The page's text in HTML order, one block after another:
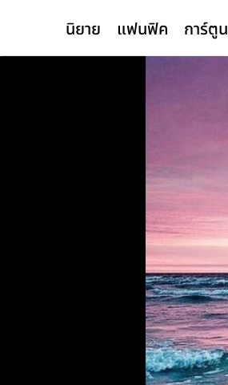
นิยาย แฟนฟิค การ์ตูน